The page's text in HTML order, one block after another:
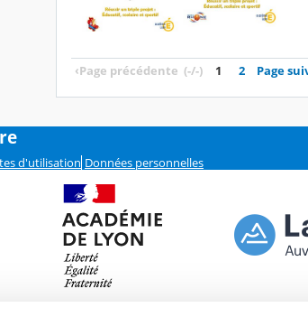
‹Page précédente (-/-) 1 2 Page
d'utilisation Données personnelles